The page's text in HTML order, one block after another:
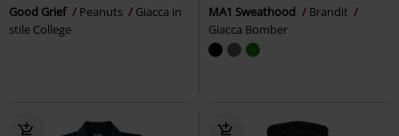
Good Grief Peanuts
Giacca in
stile College
MA1 Sweathood
Brandit
Giacca Bomber